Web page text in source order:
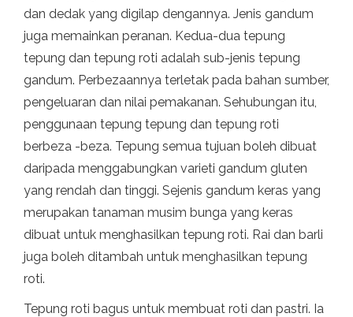
dan dedak yang digilap dengannya. Jenis gandum
juga memainkan peranan. Kedua-dua tepung
tepung dan tepung roti adalah sub-jenis tepung
gandum. Perbezaannya terletak pada bahan sumber,
pengeluaran dan nilai pemakanan. Sehubungan itu,
penggunaan tepung tepung dan tepung roti
berbeza -beza. Tepung semua tujuan boleh dibuat
daripada menggabungkan varieti gandum gluten
yang rendah dan tinggi. Sejenis gandum keras yang
merupakan tanaman musim bunga yang keras
dibuat untuk menghasilkan tepung roti. Rai dan barli
juga boleh ditambah untuk menghasilkan tepung
roti.
Tepung roti bagus untuk membuat roti dan pastri. Ia